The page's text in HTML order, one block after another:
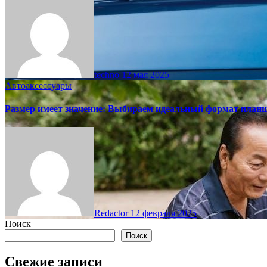
techno 12 мая 2025
Автоаксессуары
Размер имеет значение: Выбираем идеальный формат
Redactor 12 февраля 2025
Поиск
Поиск
Свежие записи